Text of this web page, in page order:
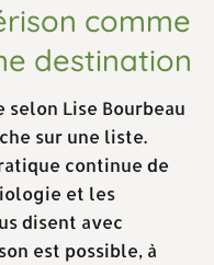
comme
destination
selon Lise Bourbeau
sur une liste.
continue de
et les
disent avec
est possible, à